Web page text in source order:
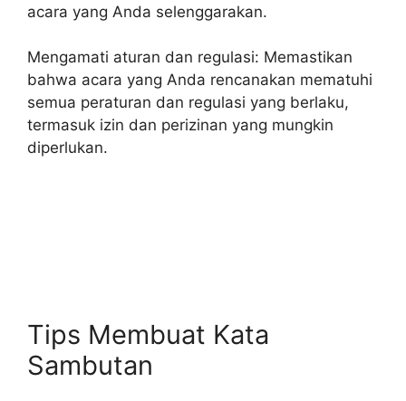
acara yang Anda selenggarakan.
Mengamati aturan dan regulasi: Memastikan
bahwa acara yang Anda rencanakan mematuhi
semua peraturan dan regulasi yang berlaku,
termasuk izin dan perizinan yang mungkin
diperlukan.
Tips Membuat Kata
Sambutan